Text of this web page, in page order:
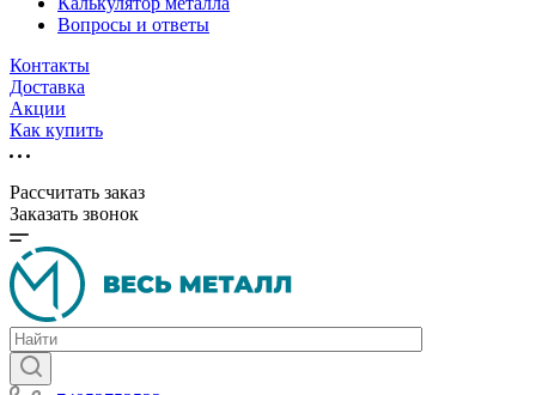
Вопросы и ответы
Контакты
Доставка
Акции
Как купить
Рассчитать заказ
Заказать звонок